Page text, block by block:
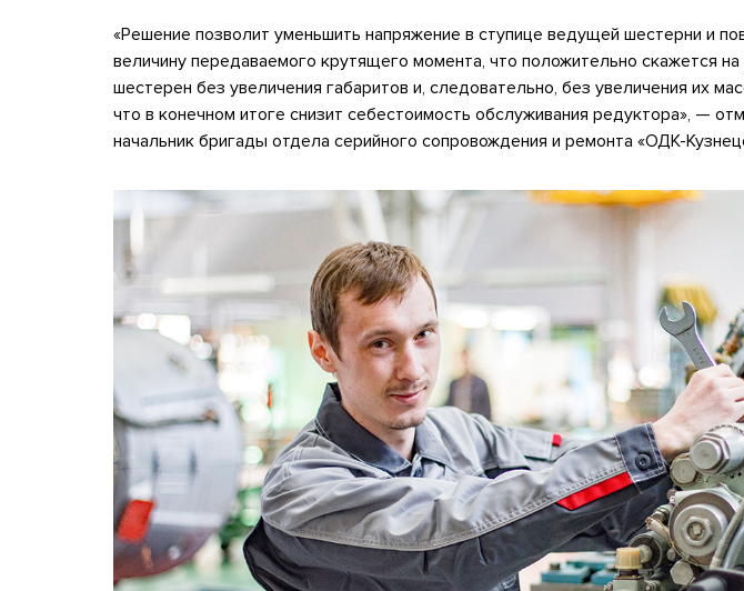
«Решение позволит уменьшить напряжение в ступице ведущей шестерни и
величину передаваемого крутящего момента, что положительно скажется
шестерен без увеличения габаритов и, следовательно, без увеличения их
что в конечном итоге снизит себестоимость обслуживания редуктора», —
начальник бригады отдела серийного сопровождения и ремонта «ОДК-